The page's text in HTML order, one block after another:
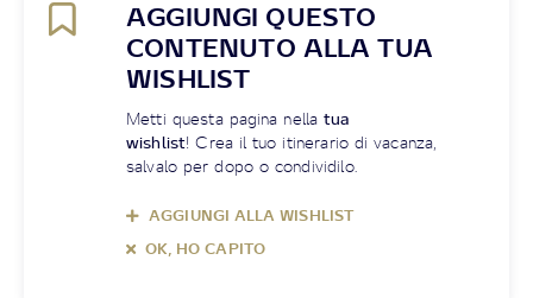
AGGIUNGI QUESTO
CONTENUTO ALLA TUA
WISHLIST
Metti questa pagina nellatua
wishlist! Crea il tuo itinerario di vacanza,
salvalo per dopo o condividilo.
AGGIUNGI ALLA WISHLIST
OK, HO CAPITO